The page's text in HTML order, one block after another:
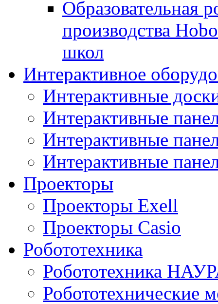
Образовательная
производства
школ
Интерактивное
Интерактивные
Интерактивные
Интерактивные
Интерактивные
Проекторы
Проекторы Exell
Проекторы Casio
Робототехника
Робототехника
Робототехнические